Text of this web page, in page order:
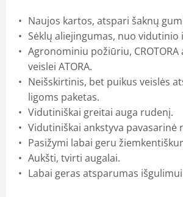
Naujos kartos, atspari šaknų
Sėklų aliejingumas, nuo vidutinio
Agronominiu požiūriu, CROTORA
veislei ATORA.
Neišskirtinis, bet puikus veislės
ligoms paketas.
Vidutiniškai greitai auga rudenį.
Vidutiniškai ankstyva pavasarinė
Pasižymi labai geru
Aukšti, tvirti augalai.
Labai geras atsparumas išgulimui